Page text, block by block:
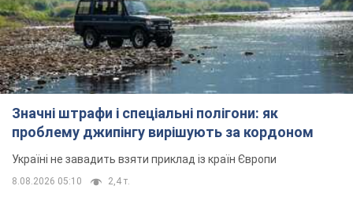
Значні штрафи і спеціальні полігони: як
проблему джипінгу вирішують за кордоном
Україні не завадить взяти приклад із країн Європи
8.08.2026 05:10 2,4 т.